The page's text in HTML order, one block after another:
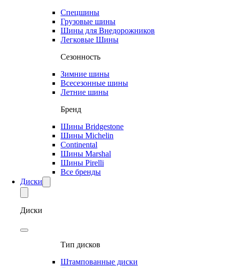
Спецшины
Грузовые шины
Шины для Внедорожников
Легковые Шины
Сезонность
Зимние шины
Всесезонные шины
Летние шины
Бренд
Шины Bridgestone
Шины Michelin
Continental
Шины Marshal
Шины Pirelli
Все бренды
Диски
Диски
Тип дисков
Штампованные диски